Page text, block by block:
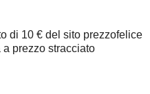
di 10 € del sito prezzofelice
prezzo stracciato